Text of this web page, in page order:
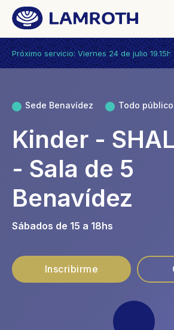
Próximo servicio: Viernes 24 de julio
Sede Benavídez Todo público
Kinder -
- Sala de 5
Benavídez
Sábados de 15 a 18hs
Inscribirme